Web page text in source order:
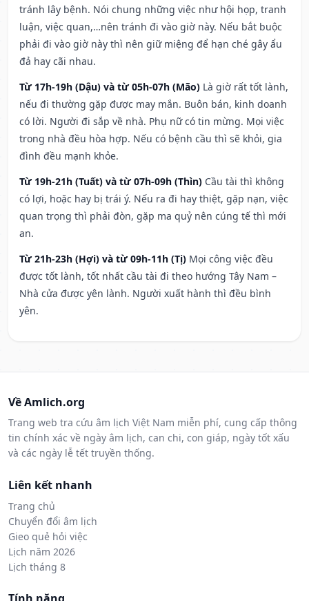
tránh lây bệnh. Nói chung những việc như hội họp, tranh
luận, việc quan,…nên tránh đi vào giờ này. Nếu bắt buộc
phải đi vào giờ này thì nên giữ miệng để hạn ché gây ẩu
đả hay cãi nhau.
Từ 17h-19h (Dậu) và từ 05h-07h (Mão) Là giờ rất tốt lành,
nếu đi thường gặp được may mắn. Buôn bán, kinh doanh
có lời. Người đi sắp về nhà. Phụ nữ có tin mừng. Mọi việc
trong nhà đều hòa hợp. Nếu có bệnh cầu thì sẽ khỏi, gia
đình đều mạnh khỏe.
Từ 19h-21h (Tuất) và từ 07h-09h (Thìn) Cầu tài thì không
có lợi, hoặc hay bị trái ý. Nếu ra đi hay thiệt, gặp nạn, việc
quan trọng thì phải đòn, gặp ma quỷ nên cúng tế thì mới
an.
Từ 21h-23h (Hợi) và từ 09h-11h (Tị) Mọi công việc đều
được tốt lành, tốt nhất cầu tài đi theo hướng Tây Nam –
Nhà cửa được yên lành. Người xuất hành thì đều bình
yên.
Về Amlich.org
Trang web tra cứu âm lịch Việt Nam miễn phí, cung cấp thông
tin chính xác về ngày âm lịch, can chi, con giáp, ngày tốt xấu
và các ngày lễ tết truyền thống.
Liên kết nhanh
Trang chủ
Chuyển đổi âm lịch
Gieo quẻ hỏi việc
Lịch năm 2026
Lịch tháng 8